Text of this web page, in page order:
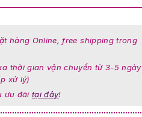
hàng Online, free shipping trong
thời gian vận chuyển từ 3-5 ngày
xử lý)
ưu đãi tại đây!